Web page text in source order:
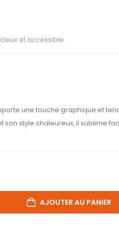
et accessible
une touche graphique et
style chaleureux, il sublime
AJOUTER AU PANIER